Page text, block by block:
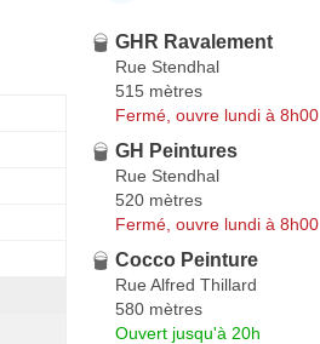
GHR Ravalement
Rue Stendhal
515 mètres
Fermé, ouvre lundi à 8h00
GH Peintures
Rue Stendhal
520 mètres
Fermé, ouvre lundi à 8h00
Cocco Peinture
Rue Alfred Thillard
580 mètres
Ouvert jusqu'à 20h